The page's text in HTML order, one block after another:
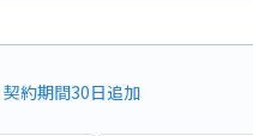
契約期間30日追加